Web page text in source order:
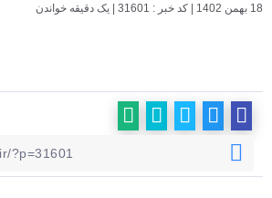
18 بهمن 1402 | کد خبر : 31601 | یک دقیقه خواندن